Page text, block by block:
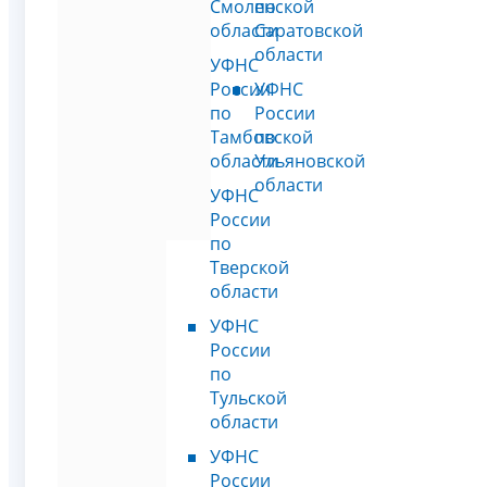
Смоленской
области
УФНС
России
по
Тамбовской
области
УФНС
России
по
Тверской
области
УФНС
России
по
Тульской
области
УФНС
России
по
Саратовской
области
УФНС
России
по
Ульяновской
области